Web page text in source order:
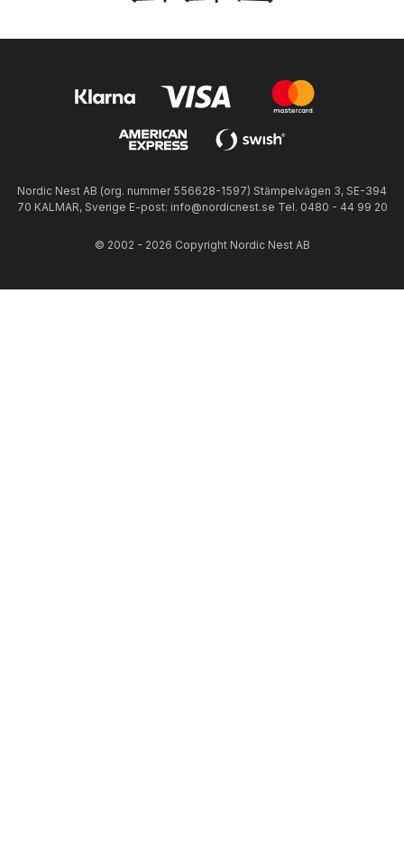
Nordic Nest AB (org. nummer 556628-1597) Stämpelvägen 3, SE-394
70 KALMAR, Sverige E-post: info@nordicnest.se Tel. 0480 - 44 99 20
© 2002 - 2026 Copyright Nordic Nest AB